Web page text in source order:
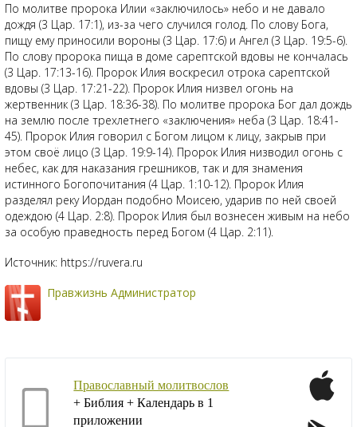
По молитве пророка Илии «заключилось» небо и не давало
дождя (3 Цар. 17:1), из-за чего случился голод. По слову Бога,
пищу ему приносили вороны (3 Цар. 17:6) и Ангел (3 Цар. 19:5-6).
По слову пророка пища в доме сарептской вдовы не кончалась
(3 Цар. 17:13-16). Пророк Илия воскресил отрока сарептской
вдовы (3 Цар. 17:21-22). Пророк Илия низвел огонь на
жертвенник (3 Цар. 18:36-38). По молитве пророка Бог дал дождь
на землю после трехлетнего «заключения» неба (3 Цар. 18:41-
45). Пророк Илия говорил с Богом лицом к лицу, закрыв при
этом своё лицо (3 Цар. 19:9-14). Пророк Илия низводил огонь с
небес, как для наказания грешников, так и для знамения
истинного Богопочитания (4 Цар. 1:10-12). Пророк Илия
разделял реку Иордан подобно Моисею, ударив по ней своей
одеждою (4 Цар. 2:8). Пророк Илия был вознесен живым на небо
за особую праведность перед Богом (4 Цар. 2:11).
Источник: https://ruvera.ru
Правжизнь Администратор
Православный молитвослов
+ Библия + Календарь в 1
приложении